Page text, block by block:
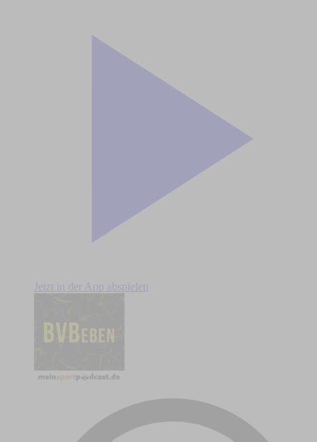
Jetzt in der App abspielen